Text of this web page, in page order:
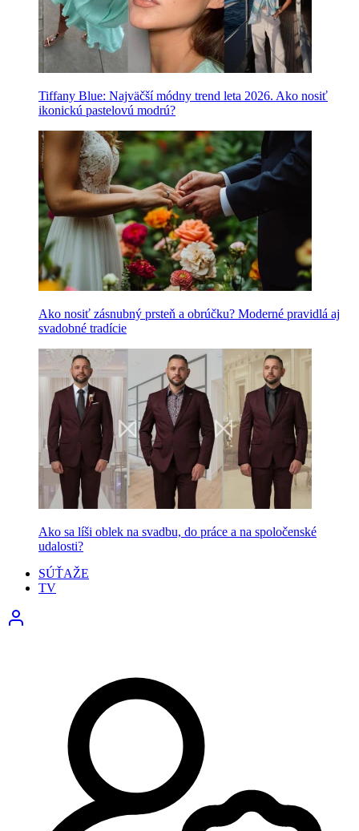
Tiffany Blue: Najväčší módny trend leta 2026. Ako nosiť
ikonickú pastelovú modrú?
Ako nosiť zásnubný prsteň a obrúčku? Moderné pravidlá aj
svadobné tradície
Ako sa líši oblek na svadbu, do práce a na spoločenské
udalosti?
SÚŤAŽE
TV